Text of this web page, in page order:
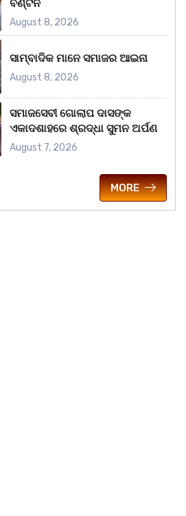
ବଣ୍ଟନ
August 8, 2026
ସାମ୍ବାଦିକ ମାନେ ସମାଜର ଆଇନା
August 8, 2026
ସମାଜସେବୀ ଗୋଲାପ ଦାସଙ୍କ
ଏକାଦଶାହରେ ଶ୍ରଦ୍ଧା ସୁମନ ଅର୍ପଣ
August 7, 2026
MORE